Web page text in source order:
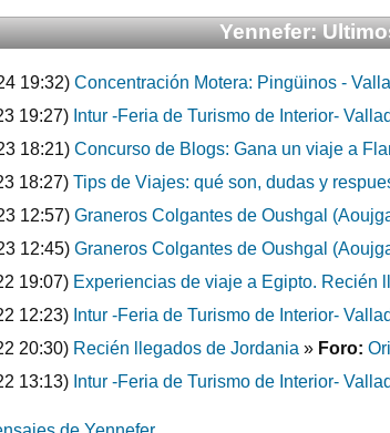
Yennefer:
19:32) Concentración Motera: Pingüinos -
19:27) Intur -Feria de Turismo de Interior-
18:21) Concurso de Blogs: Gana un viaje a
18:27) Tips de Viajes: qué son, dudas y
12:57) Graneros Colgantes de Oushgal
12:45) Graneros Colgantes de Oushgal
19:07) Experiencias de viaje a Egipto. Recién
12:23) Intur -Feria de Turismo de Interior-
20:30) Recién llegados de Jordania » Foro:
13:13) Intur -Feria de Turismo de Interior-